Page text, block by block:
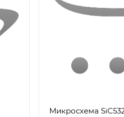
Микросхема